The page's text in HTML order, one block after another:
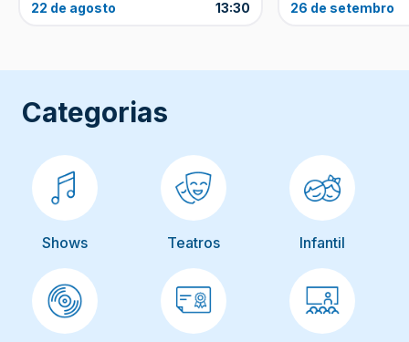
22 de agosto 13:30 26 de setembro
Categorias
Shows Teatros Infantil